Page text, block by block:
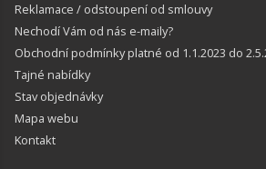
Reklamace / odstoupení od smlouvy
Nechodí Vám od nás e-maily?
Obchodní podmínky platné od 1.1.2023 do
Tajné nabídky
Stav objednávky
Mapa webu
Kontakt